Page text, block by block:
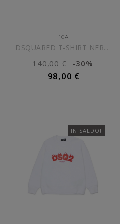
10A
DSQUARED T-SHIRT NERA CON...
140,00 € -30%
98,00 €
AGGIUNGI AL CARRELLO
IN SALDO!